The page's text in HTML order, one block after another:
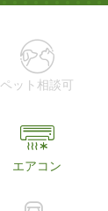
ペット相談可
エアコン